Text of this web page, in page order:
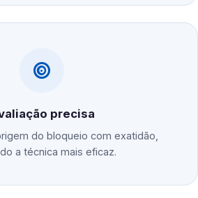
precisa
do bloqueio com exatidão,
a técnica mais eficaz.